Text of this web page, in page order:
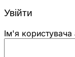
Увійти
Ім'я